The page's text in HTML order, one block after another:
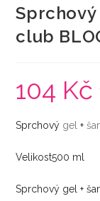
Sprchový
club
104 Kč
Sprchový gel +
Velikost500 ml
Sprchový gel +